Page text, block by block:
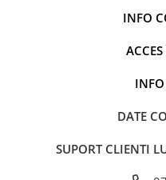
INFO
DATE
SUPORT CLIENTI